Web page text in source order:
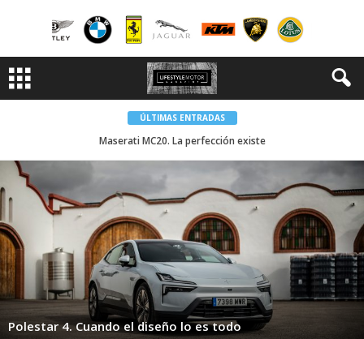
ÚLTIMAS ENTRADAS
Maserati MC20. La perfección existe
CUPRA Tavascan VZ. Un SUV realemente divertido
Polestar 4. Cuando el diseño lo es todo